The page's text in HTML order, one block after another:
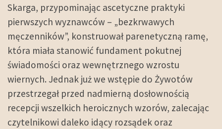
Skarga, przypominając ascetyczne praktyki
pierwszych wyznawców – „bezkrwawych
męczenników”, konstruował parenetyczną ramę,
która miała stanowić fundament pokutnej
świadomości oraz wewnętrznego wzrostu
wiernych. Jednak już we wstępie do Żywotów
przestrzegał przed nadmierną dosłownością
recepcji wszelkich heroicznych wzorów, zalecając
czytelnikowi daleko idący rozsądek oraz